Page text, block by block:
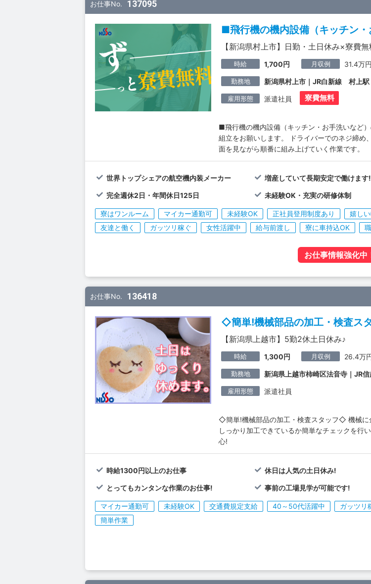
お仕事No. 137095
■飛行機の機内設備（キッチン
【新潟県村上市】日勤・土日休み×寮費
時給 1,700円 月収例 31.4万円
勤務地 新潟県村上市｜JR白新線 村上駅
雇用形態 派遣社員 寮費無料
■飛行機の機内設備（キッチン・お手洗いなど
組立をお願いします。 ドライバーでのネジ締め
面を見ながら順番に組み上げていく作業です。
世界トップシェアの航空機内装メーカー 増産していて長期安定で働けます!
完全週休2日・年間休日125日 未経験OK・充実の研修体制
寮はワンルーム マイカー通勤可 未経験OK 正社員登用制度あり 嬉し
友達と働く
ガッツリ稼ぐ 女性活躍中 給与前渡し 寮に車持込OK
お仕事情報強化中
お仕事No. 136418
◇簡単!機械部品の加工・検査ス
【新潟県上越市】5勤2休土日休み♪
時給 1,300円 月収例 26.4万
勤務地 新潟県上越市柿崎区法音寺｜JR
雇用形態 派遣社員
◇簡単!機械部品の加工・検査スタッフ◇ 機械に
しっかり加工できているか簡単なチェックを行
心!
時給1300円以上のお仕事 休日は人気の土日休み!
とってもカンタンな作業のお仕事! 事前の工場見学が可能です!
マイカー通勤可 未経験OK 交通費規定支給 40～50代活躍中 ガッツリ
簡単作業